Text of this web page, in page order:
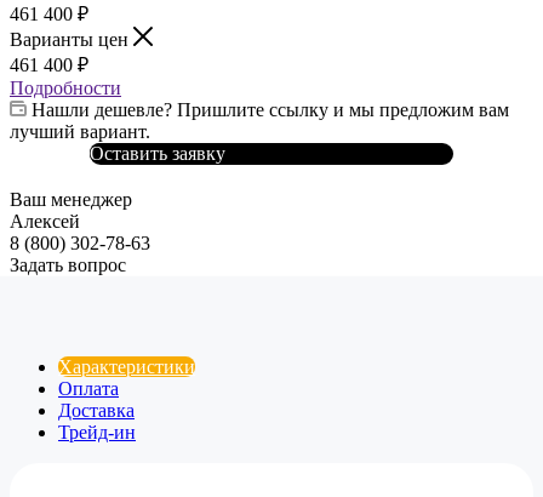
461 400 ₽
Варианты цен
461 400 ₽
Подробности
Нашли дешевле? Пришлите ссылку и мы предложим вам
лучший вариант.
Оставить заявку
Ваш менеджер
Алексей
8 (800) 302-78-63
Задать вопрос
Характеристики
Оплата
Доставка
Трейд-ин